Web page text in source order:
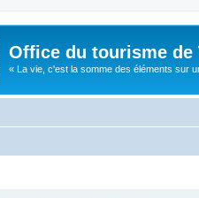
Office du tourisme de
« La vie, c'est la somme des éléments sur